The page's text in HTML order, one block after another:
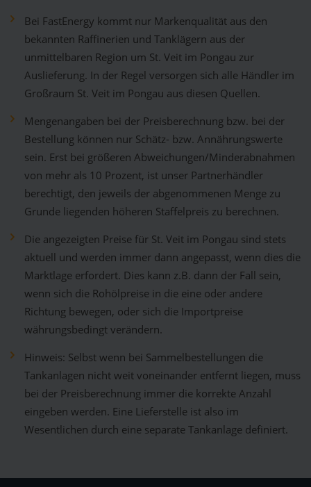
Bei FastEnergy kommt nur Markenqualität aus den
bekannten Raffinerien und Tanklägern aus der
unmittelbaren Region um St. Veit im Pongau zur
Auslieferung. In der Regel versorgen sich alle Händler im
Großraum St. Veit im Pongau aus diesen Quellen.
Mengenangaben bei der Preisberechnung bzw. bei der
Bestellung können nur Schätz- bzw. Annährungswerte
sein. Erst bei größeren Abweichungen/Minderabnahmen
von mehr als 10 Prozent, ist unser Partnerhändler
berechtigt, den jeweils der abgenommenen Menge zu
Grunde liegenden höheren Staffelpreis zu berechnen.
Die angezeigten Preise für St. Veit im Pongau sind stets
aktuell und werden immer dann angepasst, wenn dies die
Marktlage erfordert. Dies kann z.B. dann der Fall sein,
wenn sich die Rohölpreise in die eine oder andere
Richtung bewegen, oder sich die Importpreise
währungsbedingt verändern.
Hinweis: Selbst wenn bei Sammelbestellungen die
Tankanlagen nicht weit voneinander entfernt liegen, muss
bei der Preisberechnung immer die korrekte Anzahl
eingeben werden. Eine Lieferstelle ist also im
Wesentlichen durch eine separate Tankanlage definiert.